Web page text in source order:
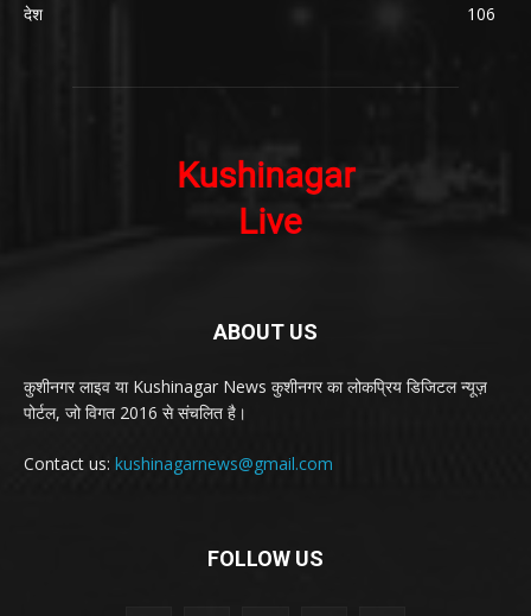
देश
106
ABOUT US
कुशीनगर लाइव या Kushinagar News कुशीनगर का लोकप्रिय डिजिटल न्यूज़
पोर्टल, जो विगत 2016 से संचलित है।
Contact us: kushinagarnews@gmail.com
FOLLOW US